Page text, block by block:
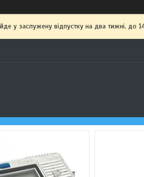
у заслужену відпустку на два тижні, до